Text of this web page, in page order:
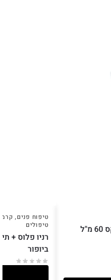
קרם לילה רטינול לחידוש פיקס 60 מ"ל
טיפוח פנים,
טיפולים
ביופור